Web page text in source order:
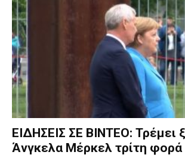
ΕΙΔΗΣΕΙΣ ΣΕ ΒΙΝΤΕΟ: Τρέμει
Άνγκελα Μέρκελ τρίτη φορά